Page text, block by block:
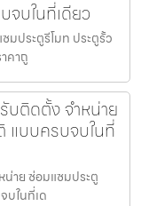
จบในที่เดียว
มประตูรีโมท ประตูรั้ว
คาถู
บติดตั้ง จำหน่าย
แบบครบจบในที่
น่าย ซ่อมแซมประตู
บในที่เด